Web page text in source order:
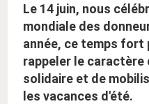
Le 14 juin, nous
mondiale des
année, ce temps fort
rappeler le
solidaire et de
les vacances d'été.